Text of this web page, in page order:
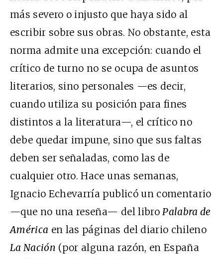
más severo o injusto que haya sido al
escribir sobre sus obras. No obstante, esta
norma admite una excepción: cuando el
crítico de turno no se ocupa de asuntos
literarios, sino personales —es decir,
cuando utiliza su posición para fines
distintos a la literatura—, el crítico no
debe quedar impune, sino que sus faltas
deben ser señaladas, como las de
cualquier otro. Hace unas semanas,
Ignacio Echevarría publicó un comentario
—que no una reseña— del libroPalabra de
América en las páginas del diario chileno
La Nación (por alguna razón, en España